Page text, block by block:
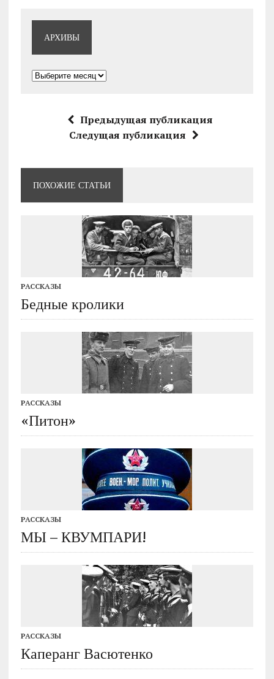
АРХИВЫ
Архивы
Предыдущая публикация
Следущая публикация
ПОХОЖИЕ СТАТЬИ
РАССКАЗЫ
Бедные кролики
РАССКАЗЫ
«Питон»
РАССКАЗЫ
МЫ – КВУМПАРИ!
РАССКАЗЫ
Каперанг Васютенко